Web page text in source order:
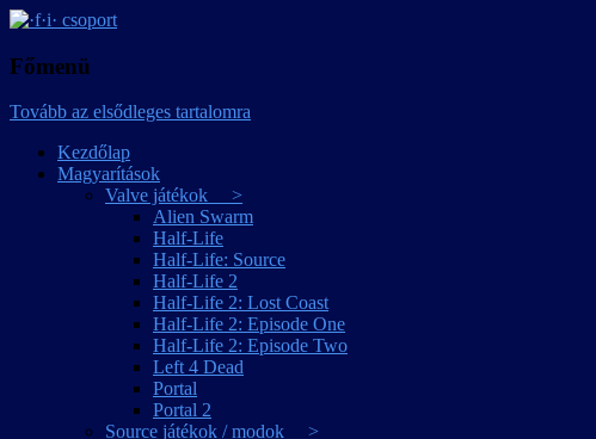
·f·i· csoport
Főmenü
Tovább az elsődleges tartalomra
Kezdőlap
Magyarítások
Valve játékok >
Alien Swarm
Half-Life
Half-Life: Source
Half-Life 2
Half-Life 2: Lost Coast
Half-Life 2: Episode One
Half-Life 2: Episode Two
Left 4 Dead
Portal
Portal 2
Source játékok / modok >